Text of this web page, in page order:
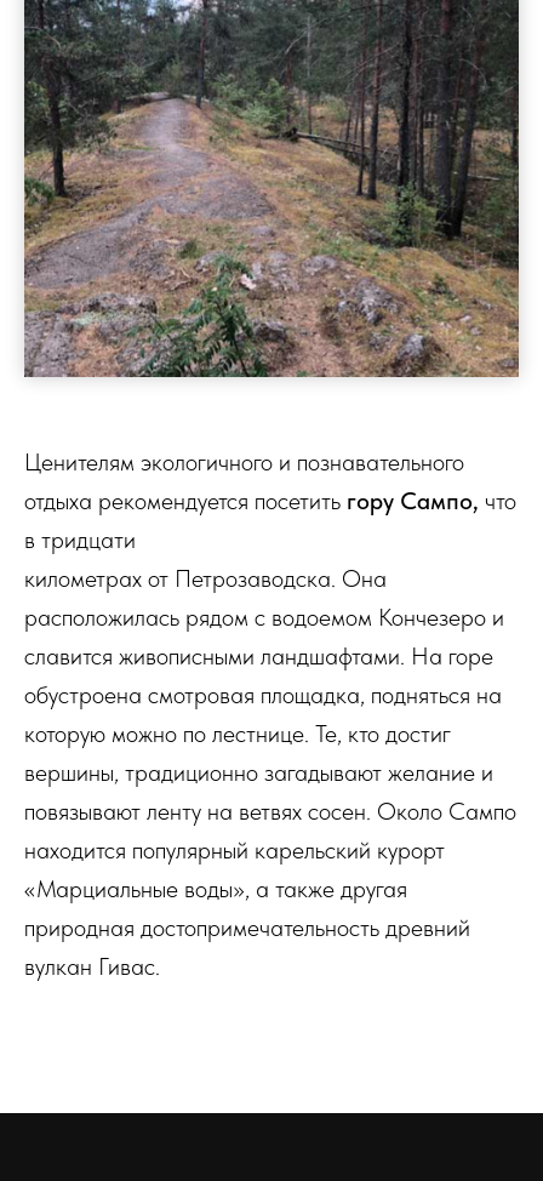
Ценителям экологичного и познавательного
отдыха рекомендуется посетить гору Сампо, что
в тридцати
километрах от Петрозаводска. Она
расположилась рядом с водоемом Кончезеро и
славится живописными ландшафтами. На горе
обустроена смотровая площадка, подняться на
которую можно по лестнице. Те, кто достиг
вершины, традиционно загадывают желание и
повязывают ленту на ветвях сосен. Около Сампо
находится популярный карельский курорт
«Марциальные воды», а также другая
природная достопримечательность древний
вулкан Гивас.